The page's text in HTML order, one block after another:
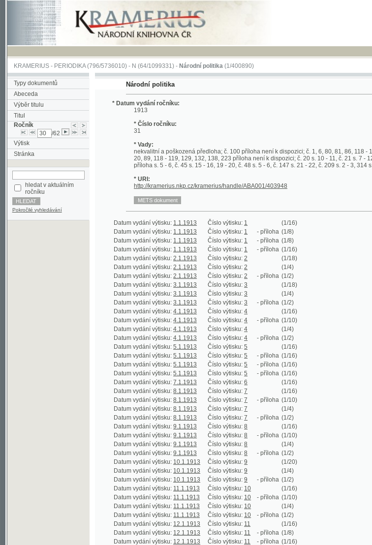
KRAMERIUS-PERIODIKA(796/5736010) -N(64/1099331) -Národní politika(1/400890)
Typy dokumentů
Abeceda
Výběr titulu
Titul
Ročník
/62
Výtisk
Stránka
hledat v aktuálním
Pokročilé vyhledávání
Národní politika
* Datum vydání ročníku:
1913
* Číslo ročníku:
* Vady:
20, 89, 118 - 119, 129, 132, 138, 223 příloha není k dispozici; č. 20 s. 10 - 11, č. 21 s. 7 - 12, č. 27 s. 13
příloha s. 5 - 6, č. 45 s. 15 - 16, 19 - 20, č. 48 s. 5 - 6, č. 147 s. 21 - 22, č. 209 s. 2 - 3, 314 s. 15 - 16,
* URI:
http://kramerius.nkp.cz/kramerius/handle/ABA001/403948
Datum vydání výtisku:1.1.1913
Datum vydání výtisku:1.1.1913 Číslo výtisku:1 - příloha (1/8)
Datum vydání výtisku: Číslo výtisku:
Datum vydání výtisku: 1.1.1913 Číslo výtisku: 1 - příloha
Datum vydání výtisku:2.1.1913 Číslo výtisku: 2
(1/18)
Datum vydání výtisku:2.1.1913 Číslo výtisku: 2 (1/4)
Datum vydání výtisku:2.1.1913 Číslo výtisku: 2 - příloha (1/2)
Datum vydání výtisku:3.1.1913 Číslo výtisku: 3
Datum vydání výtisku:3.1.1913 Číslo výtisku: 3
Datum vydání výtisku:3.1.1913 Číslo výtisku: 3 - příloha
(1/2)
Datum vydání výtisku:4.1.1913 Číslo výtisku: 4
Datum vydání výtisku:4.1.1913 Číslo výtisku: 4 - příloha
Datum vydání výtisku:4.1.1913 Číslo výtisku:
(1/4)
Datum vydání výtisku: 4.1.1913 Číslo výtisku: - příloha (1/2)
Datum vydání výtisku: 5.1.1913 Číslo výtisku: 5
Datum vydání výtisku:5.1.1913 Číslo výtisku: 5 - příloha
(1/16)
Datum vydání výtisku:5.1.1913 Číslo výtisku: 5 - příloha
Datum vydání výtisku:5.1.1913 Číslo výtisku: 5 - příloha
(1/16)
Datum vydání výtisku:7.1.1913 Číslo výtisku: 6
Datum vydání výtisku:8.1.1913 Číslo výtisku: 7
(1/16)
Datum vydání výtisku:8.1.1913 Číslo výtisku: 7 - příloha
(1/10)
Datum vydání výtisku:8.1.1913 Číslo výtisku: 7 (1/4)
Datum vydání výtisku:8.1.1913 Číslo výtisku: 7 - příloha
Datum vydání výtisku:9.1.1913 Číslo výtisku:
Datum vydání výtisku: 9.1.1913 Číslo výtisku: - příloha
(1/10)
Datum vydání výtisku: 9.1.1913 Číslo výtisku: 8
(1/4)
Datum vydání výtisku:9.1.1913 Číslo výtisku: 8 - příloha
Datum vydání výtisku:10.1.1913 Číslo výtisku: 9
(1/20)
Datum vydání výtisku:10.1.1913 Číslo výtisku: 9
Datum vydání výtisku:10.1.1913 Číslo výtisku: 9 - příloha
(1/2)
Datum vydání výtisku:11.1.1913 Číslo výtisku: 10
Datum vydání výtisku:11.1.1913 Číslo výtisku: 10 - příloha
(1/10)
Datum vydání výtisku:11.1.1913 Číslo výtisku: 10
Datum vydání výtisku:11.1.1913 Číslo výtisku: 10 - příloha
Datum vydání výtisku:12.1.1913 Číslo výtisku: 11 (1/16)
Datum vydání výtisku: 12.1.1913 Číslo výtisku: 11 - příloha
(1/8)
Datum vydání výtisku: 12.1.1913 Číslo výtisku: 11 - příloha
Datum vydání výtisku:12.1.1913 Číslo výtisku: 11 - příloha
(1/16)
Datum vydání výtisku:13.1.1913 Číslo výtisku: 12
Datum vydání výtisku:14.1.1913 Číslo výtisku: 13
(1/16)
Datum vydání výtisku:14.1.1913 Číslo výtisku: 13 - příloha
Datum vydání výtisku:14.1.1913 Číslo výtisku: 13 (1/4)
Datum vydání výtisku:14.1.1913 Číslo výtisku: 13 - příloha
(1/2)